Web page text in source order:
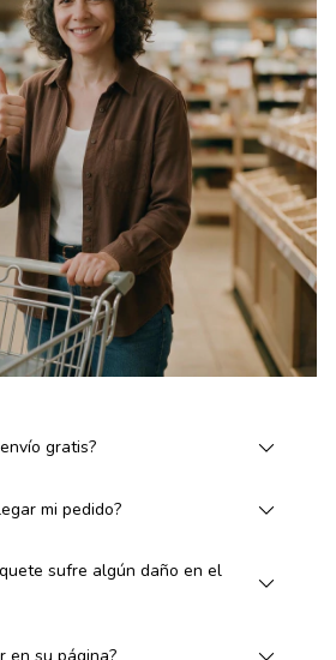
gratis?
mi pedido?
sufre algún daño en el
en su página?